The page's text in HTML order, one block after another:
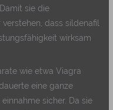
sie die
dass sildenafil
wirksam
wie etwa Viagra
eine ganze
sicher. Da sie